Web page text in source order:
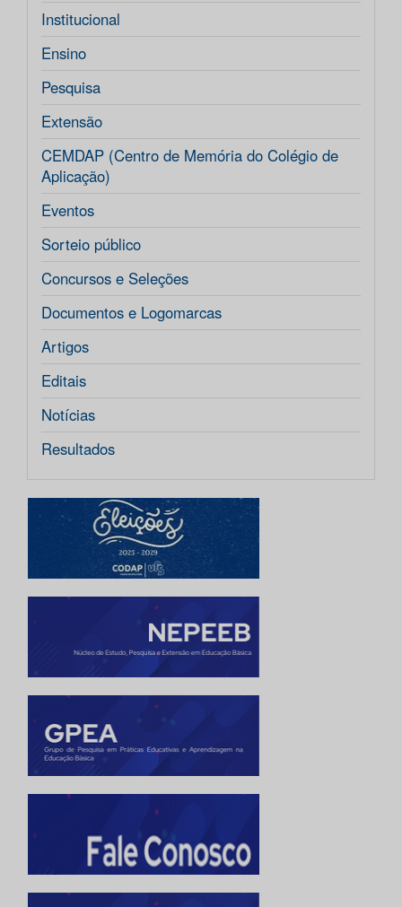
Institucional
Ensino
Pesquisa
Extensão
CEMDAP (Centro de Memória do Colégio de
Aplicação)
Eventos
Sorteio público
Concursos e Seleções
Documentos e Logomarcas
Artigos
Editais
Notícias
Resultados